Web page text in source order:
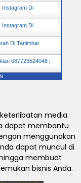
Instagram Di
Instagram Di
Di Tanimbar
087723524048 |
media
dapat membantu
menggunakan
dapat muncul di
membuat
bisnis Anda.